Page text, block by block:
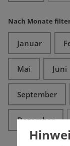
Nach Monate
Januar
Mai Juni
September
Dezember